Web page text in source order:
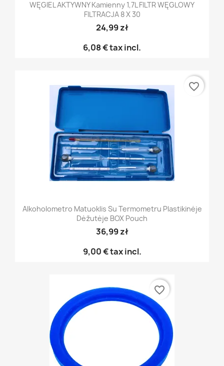
WĘGIEL AKTYWNY Kamienny 1,7L FILTR WĘGLOWY
FILTRACJA 8 X 30
24,99 zł
6,08 €tax incl.
Alkoholometro Matuoklis Su Termometru Plastikinėje
Dėžutėje BOX Pouch
36,99 zł
9,00 €tax incl.
favorite_border
favorite_border